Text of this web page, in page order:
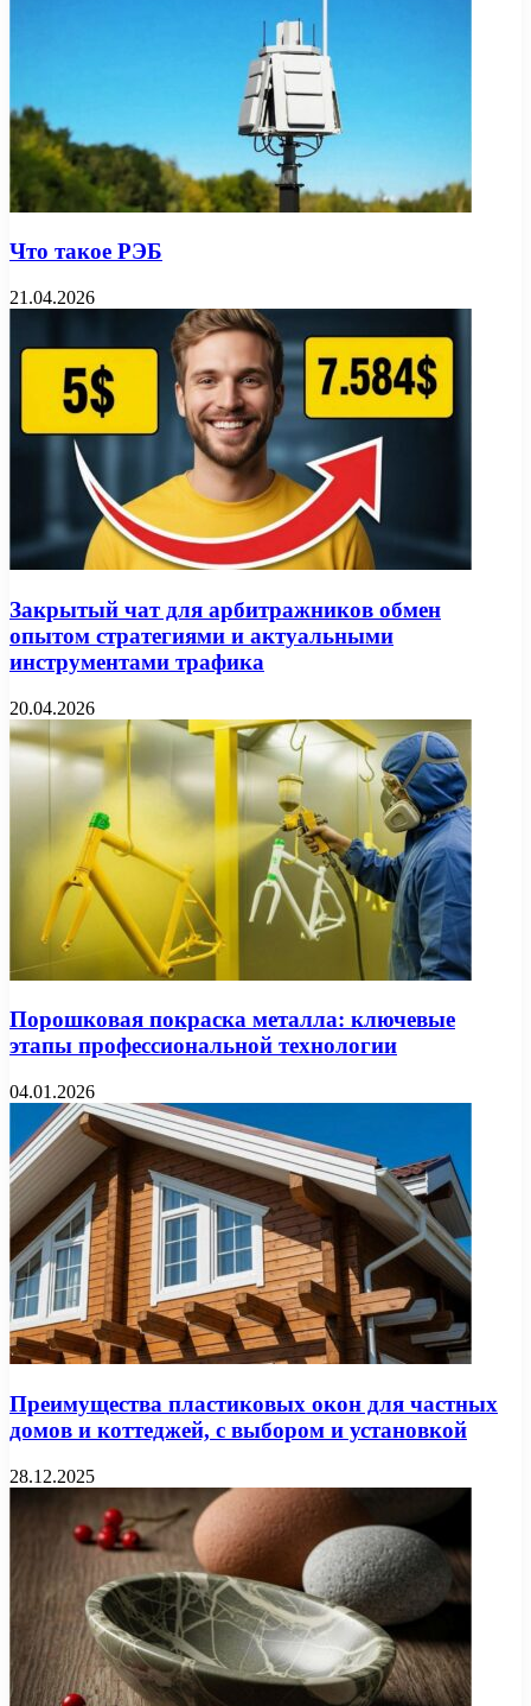
Что такое РЭБ
21.04.2026
Закрытый чат для арбитражников обмен
опытом стратегиями и актуальными
инструментами трафика
20.04.2026
Порошковая покраска металла: ключевые
этапы профессиональной технологии
04.01.2026
Преимущества пластиковых окон для частных
домов и коттеджей, с выбором и установкой
28.12.2025